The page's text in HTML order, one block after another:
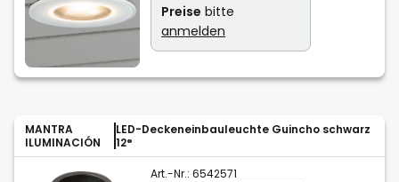
Preise bitte
anmelden
MANTRA
ILUMINACIÓN
LED-Deckeneinbauleuchte Guincho schwarz
12°
Art.-Nr.: 6542571